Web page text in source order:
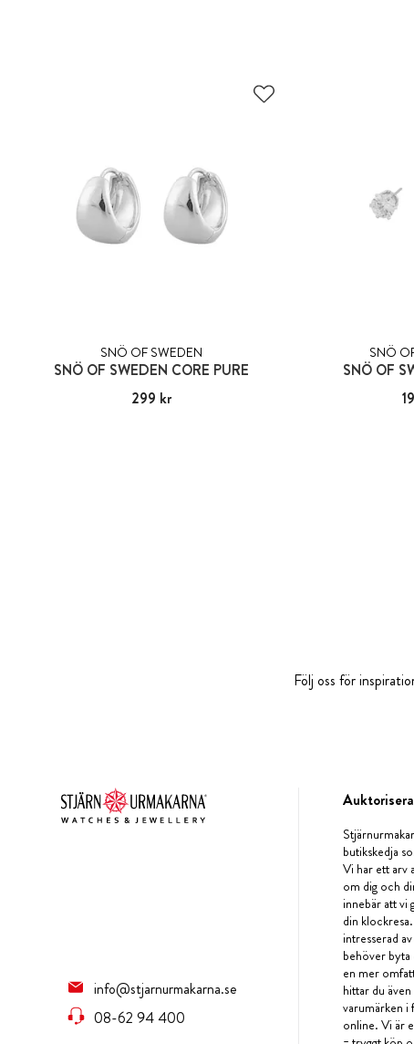
SNÖ OF SWEDEN
SNÖ OF SWEDEN CORE PURE
Pris:299 kr
299 kr
SNÖ
SNÖ OF
Pris
Följ oss för
info@stjarnurmakarna.se
08-62 94 400
butikskedja
Vi har ett arv
om dig och
innebär att vi
din
intresserad
behöver
en mer
hittar du
varumärken i
online. Vi är